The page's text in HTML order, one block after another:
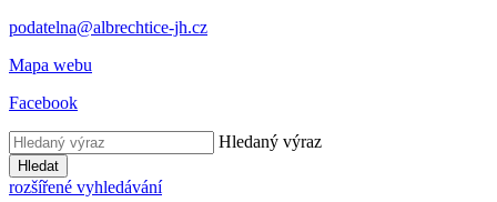
podatelna@albrechtice-jh.cz
Mapa webu
Facebook
Hledaný výraz
Hledat
rozšířené vyhledávání